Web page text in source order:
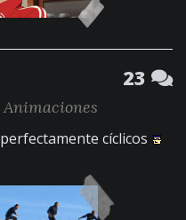
23
Animaciones
perfectamente cíclicos